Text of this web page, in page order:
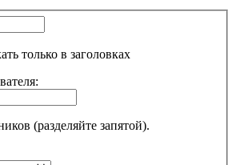
только в заголовках
(разделяйте запятой).